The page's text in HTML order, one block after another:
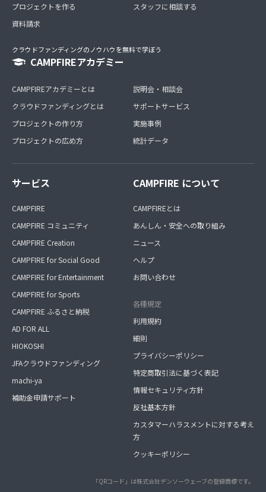
プロジェクトを作る
資料請求
スタッフに相談する
クラウドファンディングのノウハウを無料で学ぼう
CAMPFIREアカデミー
CAMPFIREアカデミーとは
クラウドファンディングとは
プロジェクトの作り方
プロジェクトの広め方
説明会・相談会
サポートサービス
実施事例
統計データ
サービス
CAMPFIRE
CAMPFIRE コミュニティ
CAMPFIRE Creation
CAMPFIRE for Social Good
CAMPFIRE for Entertainment
CAMPFIRE for Sports
CAMPFIRE ふるさと納税
AD FOR ALL
HIOKOSHI
JFAクラウドファンディング
machi-ya
補助金申請サポート
CAMPFIRE について
CAMPFIREとは
あんしん・安全への取り組み
ニュース
ヘルプ
お問い合わせ
各種規定
利用規約
細則
プライバシーポリシー
特定商取引法に基づく表記
情報セキュリティ方針
反社基本方針
カスタマーハラスメントに対する考え
方
クッキーポリシー
「QRコード」は株式会社デンソーウェーブの登録商標です。